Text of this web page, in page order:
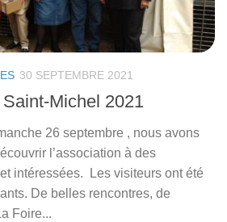
30 SEPTEMBRE 2021
Michel 2021
26 septembre , nous avons
l’association à des
intéressées. Les visiteurs ont été
De belles rencontres, de
Foire...